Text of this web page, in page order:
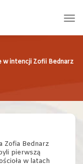
ZOFII
w intencji Zofii Bednarz
Zofia Bednarz
pierwszą
w latach